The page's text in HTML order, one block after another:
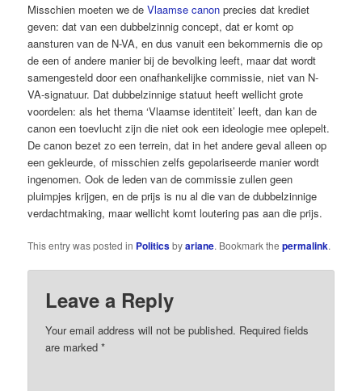
Misschien moeten we deVlaamse ­canonprecies dat krediet
geven: dat van een dubbelzinnig concept, dat er komt op
aansturen van de N-VA, en dus vanuit een bekommernis die op
de een of andere manier bij de bevolking leeft, maar dat wordt
samengesteld door een onafhankelijke commissie, niet van N-
VA-signatuur. Dat dubbelzinnige ­statuut heeft wellicht grote
voordelen: als het thema ‘Vlaamse identiteit’ leeft, dan kan de
canon een toevlucht zijn die niet ook een ideologie mee oplepelt.
De canon bezet zo een terrein, dat in het andere geval alleen op
een gekleurde, of misschien zelfs gepolariseerde manier wordt
ingenomen. Ook de ­leden van de commissie zullen geen
pluimpjes krijgen, en de prijs is nu al die van de dubbelzinnige
verdachtmaking, maar wellicht komt loutering pas aan die prijs.
This entry was posted in Politicsbyariane. Bookmark thepermalink.
Leave a Reply
Your email address will not be published. Required fields
are marked*